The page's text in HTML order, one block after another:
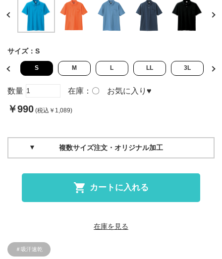
サイズ： S
S M L LL 3L
数量 在庫： 〇 お気に入り ♥
￥990 (税込￥1,089)
複数サイズ注文・オリジナル加工
カートに入れる
在庫を見る
＃吸汗速乾